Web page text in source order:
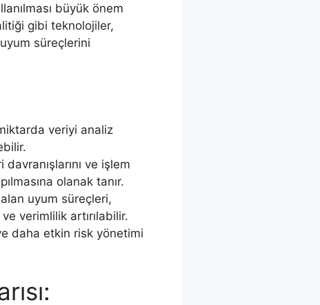
büyük önem
gibi teknolojiler,
süreçlerini
veriyi analiz
ve işlem
olanak tanır.
uyum süreçleri,
verimlilik artırılabilir.
daha etkin risk yönetimi